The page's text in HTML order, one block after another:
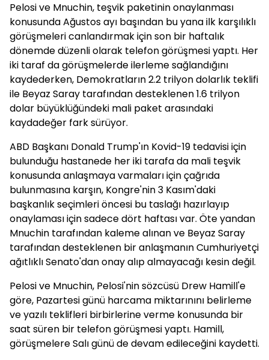
Pelosi ve Mnuchin, teşvik paketinin onaylanması
konusunda Ağustos ayı başından bu yana ilk karşılıklı
görüşmeleri canlandırmak için son bir haftalık
dönemde düzenli olarak telefon görüşmesi yaptı. Her
iki taraf da görüşmelerde ilerleme sağlandığını
kaydederken, Demokratların 2.2 trilyon dolarlık teklifi
ile Beyaz Saray tarafından desteklenen 1.6 trilyon
dolar büyüklüğündeki mali paket arasındaki
kaydadeğer fark sürüyor.
ABD Başkanı Donald Trump'ın Kovid-19 tedavisi için
bulunduğu hastanede her iki tarafa da mali teşvik
konusunda anlaşmaya varmaları için çağrıda
bulunmasına karşın, Kongre'nin 3 Kasım'daki
başkanlık seçimleri öncesi bu taslağı hazırlayıp
onaylaması için sadece dört haftası var. Öte yandan
Mnuchin tarafından kaleme alınan ve Beyaz Saray
tarafından desteklenen bir anlaşmanın Cumhuriyetçi
ağıtlıklı Senato'dan onay alıp almayacağı kesin değil.
Pelosi ve Mnuchin, Pelosi'nin sözcüsü Drew Hamill'e
göre, Pazartesi günü harcama miktarınını belirleme
ve yazılı teklifleri birbirlerine verme konusunda bir
saat süren bir telefon görüşmesi yaptı. Hamill,
görüşmelere Salı günü de devam edileceğini kaydetti.